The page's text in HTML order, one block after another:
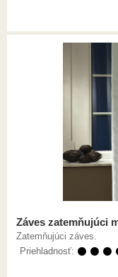
Záves zatemňujúci
Zatemňujúci záves.
Priehladnosť: ⚫ ⚫ ⚫